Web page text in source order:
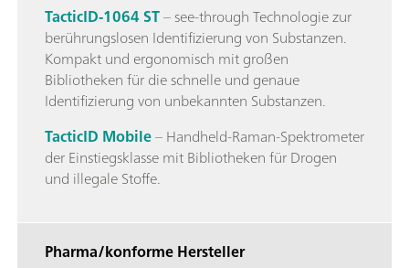
TacticID-1064 ST– see-through Technologie zur
berührungslosen Identifizierung von Substanzen.
Kompakt und ergonomisch mit großen
Bibliotheken für die schnelle und genaue
Identifizierung von unbekannten Substanzen.
TacticID Mobile– Handheld-Raman-Spektrometer
der Einstiegsklasse mit Bibliotheken für Drogen
und illegale Stoffe.
Pharma/konforme Hersteller